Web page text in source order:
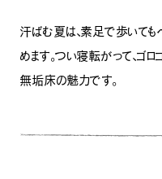
汗ばむ夏は、素足で歩いても
めます。つい寝転がって、ゴ
無垢床の魅力です。